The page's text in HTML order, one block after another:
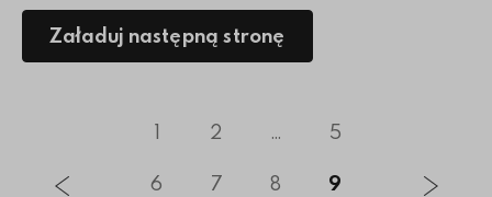
Załaduj następną stronę
1 2 ... 5
6 7 8 9